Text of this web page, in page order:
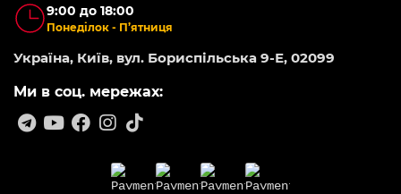
9:00 до 18:00
Понеділок - П’ятниця
Україна, Київ, вул. Бориспільська 9-Е, 02099
Ми в соц. мережах: